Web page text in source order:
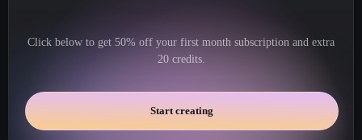
Click below to get 50% off your first month subscription and extra
20 credits.
Start creating